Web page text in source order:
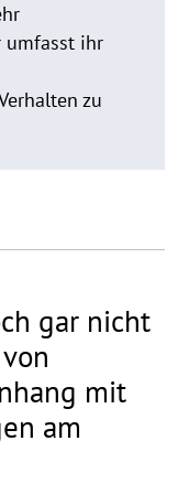
umfasst ihr
zu
gar nicht
mit
am